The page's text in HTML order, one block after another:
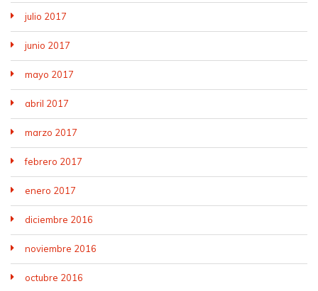
julio 2017
junio 2017
mayo 2017
abril 2017
marzo 2017
febrero 2017
enero 2017
diciembre 2016
noviembre 2016
octubre 2016